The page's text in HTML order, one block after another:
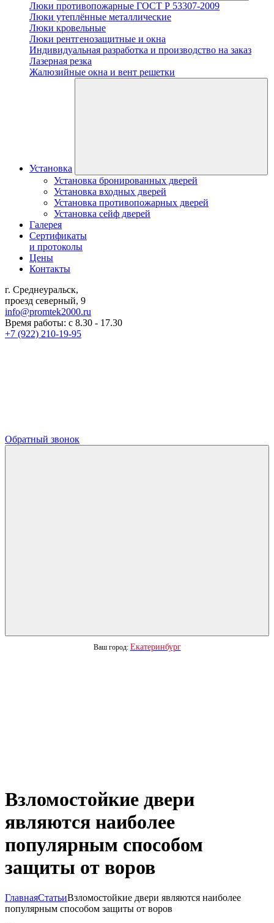
Люки противопожарные ГОСТ Р 53307-2009
Люки утеплённые металлические
Люки кровельные
Люки рентгенозащитные и окна
Индивидуальная разработка и производство на заказ
Лазерная резка
Жалюзийные окна и вент решетки
Установка
Установка бронированных дверей
Установка входных дверей
Установка противопожарных дверей
Установка сейф дверей
Галерея
Сертификаты
и протоколы
Цены
Контакты
г. Среднеуральск,
проезд северный, 9
info@promtek2000.ru
Время работы: с 8.30 - 17.30
+7 (922) 210-19-95
Обратный звонок
Ваш город: Екатеринбург
Взломостойкие двери
являются наиболее
популярным способом
защиты от воров
ГлавнаяСтатьиВзломостойкие двери являются наиболее
популярным способом защиты от воров